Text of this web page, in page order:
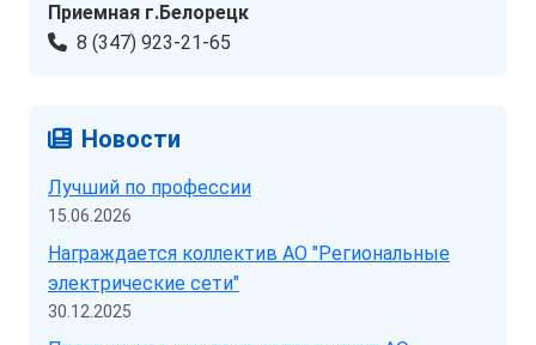
Приемная г.Белорецк
8 (347) 923-21-65
Новости
Лучший по профессии
15.06.2026
Награждается коллектив АО "Региональные
электрические сети"
30.12.2025